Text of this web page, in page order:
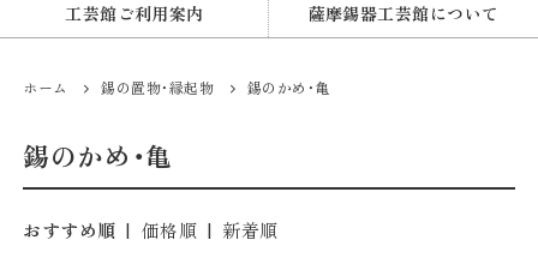
工芸館ご利用案内 薩摩錫器工芸館について
ホーム 錫の置物・縁起物 錫のかめ・亀
錫のかめ・亀
おすすめ順 | 価格順 | 新着順